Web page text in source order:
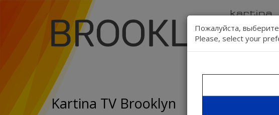
Kartina TV Brooklyn
Пожалуйста,
Please, select your